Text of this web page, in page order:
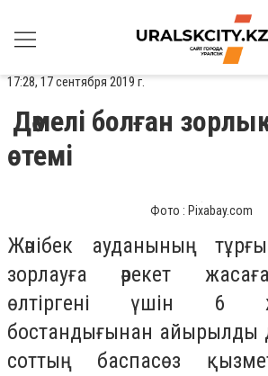
17:28, 17 сентября 2019 г.
Дәмелі болған
өтемі
Фото : Pixabay.com
Жәнібек ауданының
зорлауға әрекет
өлтіргені үшін 6
бостандығынан айырылды
соттың баспасөз